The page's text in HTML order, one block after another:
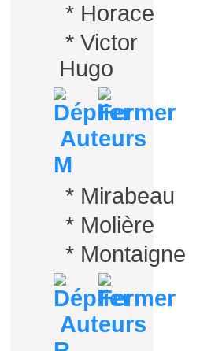
* Horace
* Victor
Hugo
Auteurs
M
* Mirabeau
* Molière
* Montaigne
Auteurs